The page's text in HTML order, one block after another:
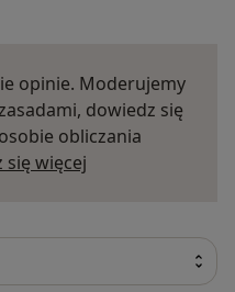
opinie. Moderujemy
dowiedz się
obliczania
się więcej